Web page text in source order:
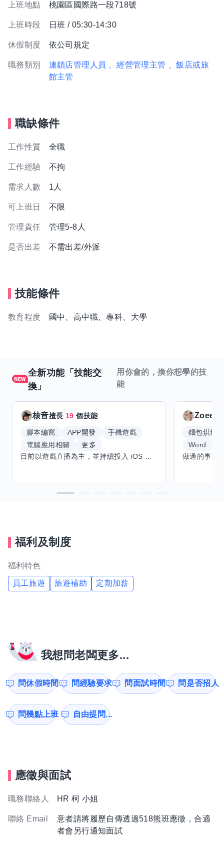
上班地點 桃園區國際路一段718號
上班時段 日班 / 05:30-14:30
休假制度 依公司規定
職務類別 連鎖店管理人員 、經營管理主管
、飯店或旅
館主管
職缺條件
工作性質 全職
工作經驗 不拘
需求人數 1人
可上班日 不限
管理責任 管理5-8人
是否出差 不需出差/外派
技能條件
教育程度 國中、高中職、專科、大學
全新功能「技能交
換」
用你會的，換你想學的技
能
核音擅長 19 個技能
腳本編寫 APP開發
手機遊戲
電腦應用相關
更多
Zoeey
麵包烘焙
Word
福利及制度
福利特色
員工旅遊 旅遊補助 定期加薪
我想問老闆更多...
問休假時間 問經驗要求 問面試時間 問是否招人
問幾點上班 自由提問...
應徵與面試
職務聯絡人 HR 柯 小姐
聯絡 Email
意者請將履歷自傳透過518熊班應徵，合適
者會另行通知面試